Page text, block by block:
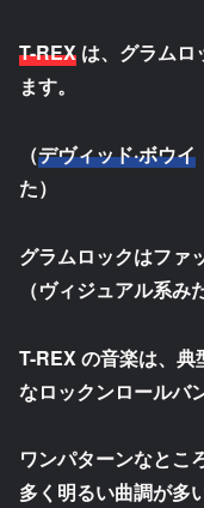
T-REX は、グラムロ
ます。
（デヴィッド·ボウイ
た）
グラムロックはファ
（ヴィジュアル系み
T-REX の音楽は、
なロックンロールバ
ワンパターンなとこ
多く明るい曲調が多